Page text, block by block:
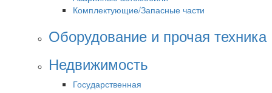
Комплектующие/Запасные части
Оборудование и прочая техника
Недвижимость
Государственная